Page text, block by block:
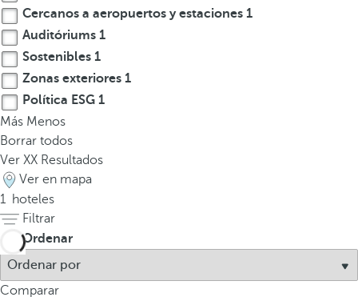
a
j
o
p
a
a
n
a
v
e
g
r
a
Cercanos a aeropuertos y estaciones 1
Auditóriums 1
Sostenibles 1
Zonas exteriores 1
Política ESG 1
Más Menos
Borrar todos
Ver XX Resultados
Ver en mapa
1 hoteles
Filtrar
Ordenar
Comparar